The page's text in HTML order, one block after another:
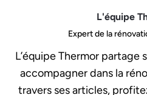
L'équipe
Expert de la
L’équipe Thermor partage
accompagner dans la
travers ses articles,